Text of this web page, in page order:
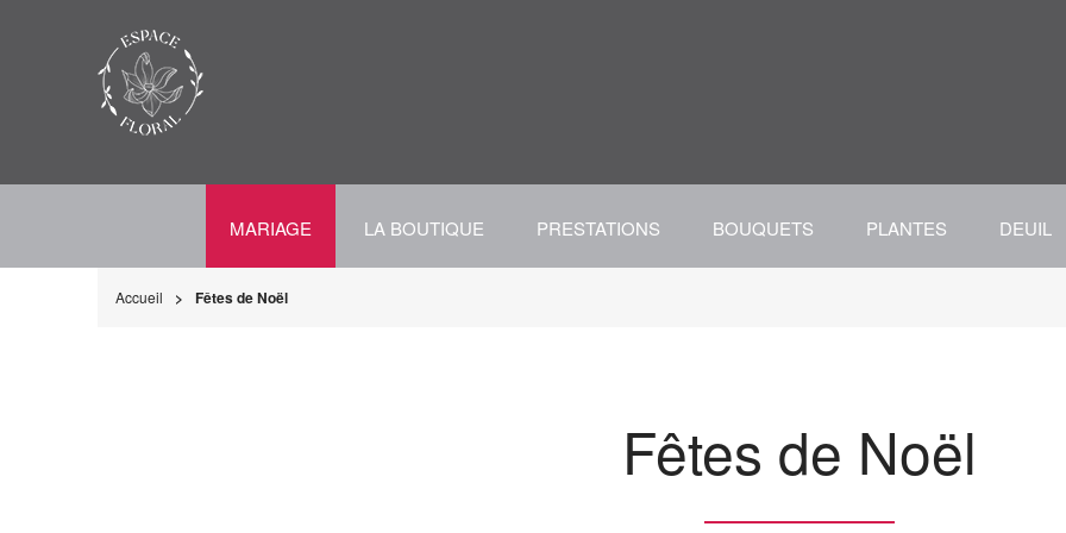
MARIAGE LA BOUTIQUE PRESTATIONS BOUQUETS PLANTES DEUIL
Accueil Fêtes de Noël
Fêtes de Noël